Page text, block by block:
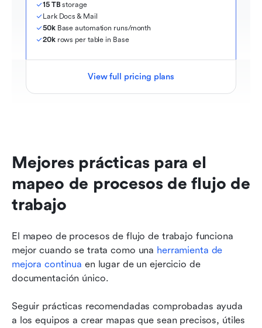
15 TB storage
Lark Docs & Mail
50k Base automation runs/month
20k rows per table in Base
View full pricing plans
Mejores prácticas para el
mapeo de procesos de flujo de
trabajo
El mapeo de procesos de flujo de trabajo funciona
mejor cuando se trata como una herramienta de
mejora continua en lugar de un ejercicio de
documentación único.
Seguir prácticas recomendadas comprobadas ayuda
a los equipos a crear mapas que sean precisos, útiles